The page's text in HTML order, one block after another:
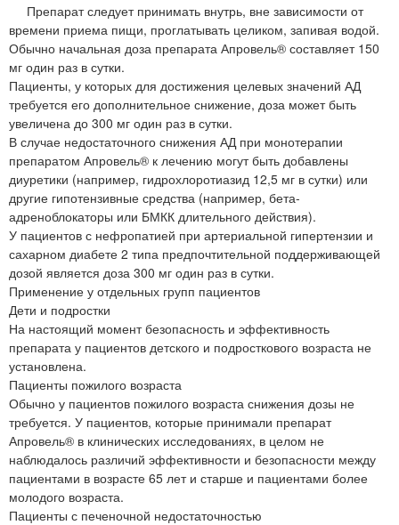
Препарат следует принимать внутрь, вне зависимости от
времени приема пищи, проглатывать целиком, запивая водой.
Обычно начальная доза препарата Апровель® составляет 150
мг один раз в сутки.
Пациенты, у которых для достижения целевых значений АД
требуется его дополнительное снижение, доза может быть
увеличена до 300 мг один раз в сутки.
В случае недостаточного снижения АД при монотерапии
препаратом Апровель® к лечению могут быть добавлены
диуретики (например, гидрохлоротиазид 12,5 мг в сутки) или
другие гипотензивные средства (например, бета-
адреноблокаторы или БМКК длительного действия).
У пациентов с нефропатией при артериальной гипертензии и
сахарном диабете 2 типа предпочтительной поддерживающей
дозой является доза 300 мг один раз в сутки.
Применение у отдельных групп пациентов
Дети и подростки
На настоящий момент безопасность и эффективность
препарата у пациентов детского и подросткового возраста не
установлена.
Пациенты пожилого возраста
Обычно у пациентов пожилого возраста снижения дозы не
требуется. У пациентов, которые принимали препарат
Апровель® в клинических исследованиях, в целом не
наблюдалось различий эффективности и безопасности между
пациентами в возрасте 65 лет и старше и пациентами более
молодого возраста.
Пациенты с печеночной недостаточностью